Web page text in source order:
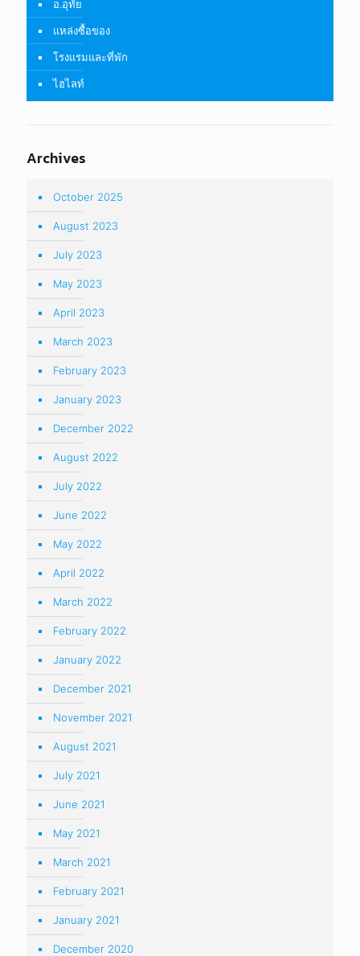
อ.อุทัย
แหล่งซื้อของ
โรงแรมและที่พัก
ไฮไลท์
Archives
October 2025
August 2023
July 2023
May 2023
April 2023
March 2023
February 2023
January 2023
December 2022
August 2022
July 2022
June 2022
May 2022
April 2022
March 2022
February 2022
January 2022
December 2021
November 2021
August 2021
July 2021
June 2021
May 2021
March 2021
February 2021
January 2021
December 2020